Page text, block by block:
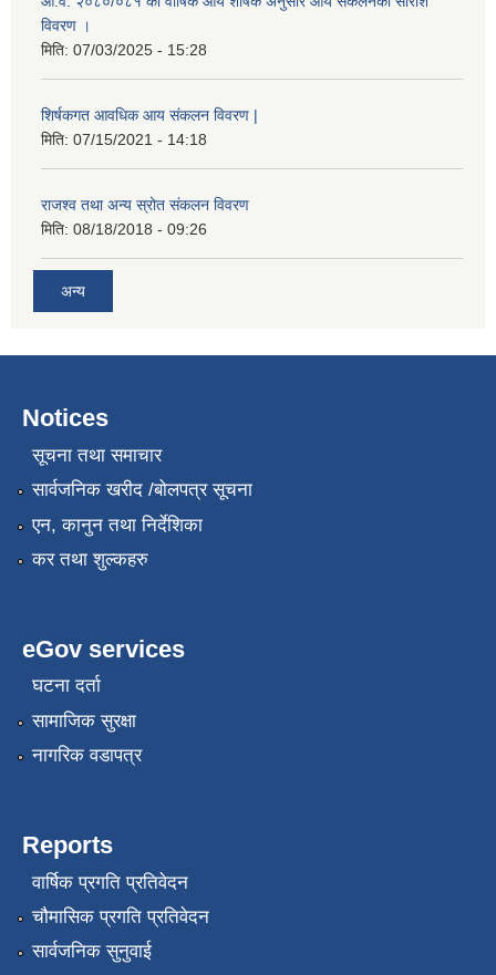
विवरण ।
मिति: 07/03/2025 - 15:28
शिर्षकगत आवधिक आय संकलन विवरण |
मिति: 07/15/2021 - 14:18
राजश्व तथा अन्य स्रोत संकलन विवरण
मिति: 08/18/2018 - 09:26
अन्य
Notices
सूचना तथा समाचार
सार्वजनिक खरीद /बोलपत्र सूचना
एन, कानुन तथा निर्देशिका
कर तथा शुल्कहरु
eGov services
घटना दर्ता
सामाजिक सुरक्षा
नागरिक वडापत्र
Reports
वार्षिक प्रगति प्रतिवेदन
चौमासिक प्रगति प्रतिवेदन
सार्वजनिक सुनुवाई